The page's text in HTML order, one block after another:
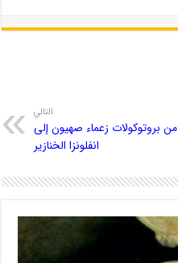
التالي
من بروتوكولات زعماء صهيون إلى
انفلونزا الخنازير